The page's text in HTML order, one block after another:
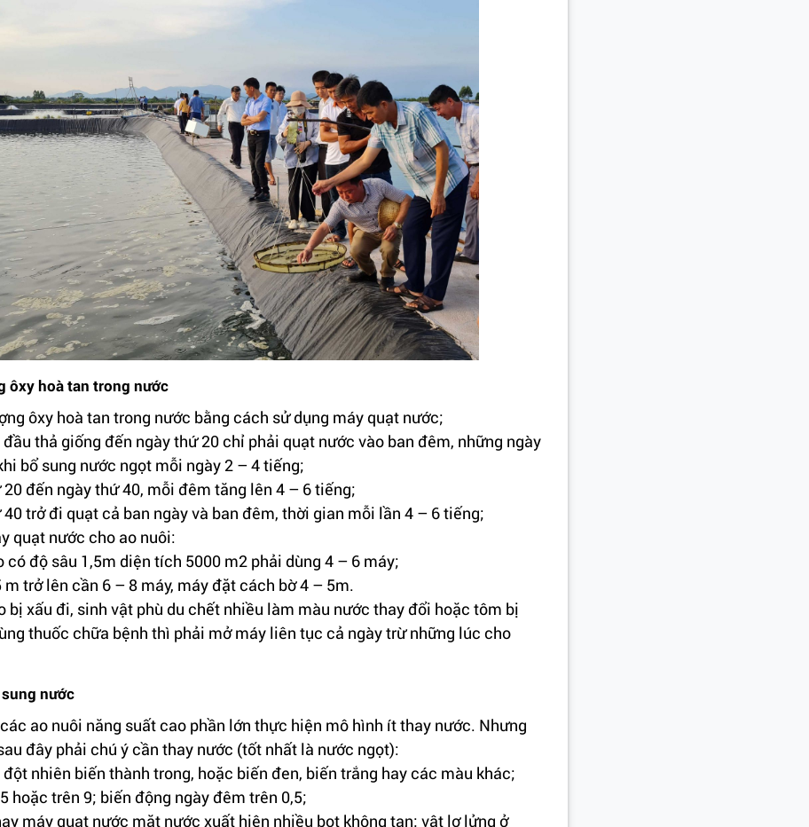
ôxy hoà tan trong nước
ôxy hoà tan trong nước bằng cách sử dụng máy quạt nước;
thả giống đến ngày thứ 20 chỉ phải quạt nước vào ban đêm, những ngày
bổ sung nước ngọt mỗi ngày 2 – 4 tiếng;
đến ngày thứ 40, mỗi đêm tăng lên 4 – 6 tiếng;
trở đi quạt cả ban ngày và ban đêm, thời gian mỗi lần 4 – 6 tiếng;
quạt nước cho ao nuôi:
có độ sâu 1,5m diện tích 5000 m2 phải dùng 4 – 6 máy;
m trở lên cần 6 – 8 máy, máy đặt cách bờ 4 – 5m.
bị xấu đi, sinh vật phù du chết nhiều làm màu nước thay đổi hoặc tôm bị
thuốc chữa bệnh thì phải mở máy liên tục cả ngày trừ những lúc cho
nước
ao nuôi năng suất cao phần lớn thực hiện mô hình ít thay nước. Nhưng
đây phải chú ý cần thay nước (tốt nhất là nước ngọt):
nhiên biến thành trong, hoặc biến đen, biến trắng hay các màu khác;
hoặc trên 9; biến động ngày đêm trên 0,5;
máy quạt nước mặt nước xuất hiện nhiều bọt không tan; vật lơ lửng ở